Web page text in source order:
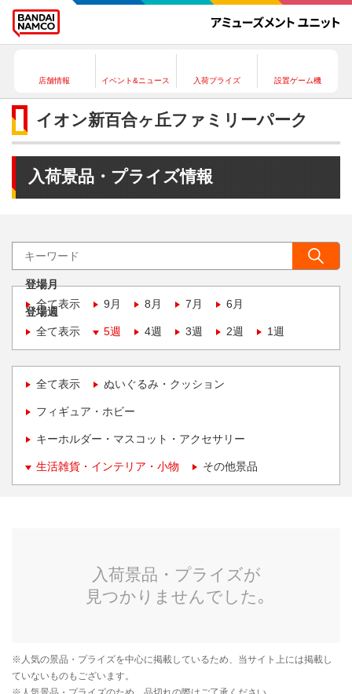
店舗情報 イベント&ニュース 入荷プライズ 設置ゲーム機
イオン新百合ヶ丘ファミリーパーク
入荷景品・プライズ情報
登場月
全て表示
9月 8月 7月 6月
登場週
全て表示
5週 4週 3週 2週 1週
全て表示 ぬいぐるみ・クッション
フィギュア・ホビー
キーホルダー・マスコット・アクセサリー
生活雑貨・インテリア・小物 その他景品